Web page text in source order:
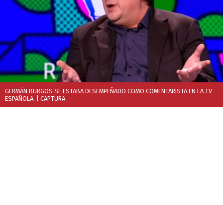
GERMÁN BURGOS SE ESTABA DESEMPEÑADO COMO COMENTARISTA EN LA TV
ESPAÑOLA. | CAPTURA